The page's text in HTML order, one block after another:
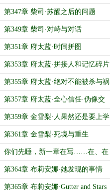
人，熟人
第347章 柴司·苏醒之后的问题
第349章 柴司·对峙与对话
第351章 府太蓝·时间拼图
第353章 府太蓝·拼接人和记忆碎片
第355章 府太蓝·绝对不能被杀与祸
水东引
第357章 府太蓝·全心信任·伪像交
换·需要立即逃亡
第359章 金雪梨·人果然还是要上学
啊
第361章 金雪梨·死境与重生
你们先睡，新一章在写……在、在
写的……
第364章 布莉安娜·她发现的事情
第365章 布莉安娜·Gutter and Stars